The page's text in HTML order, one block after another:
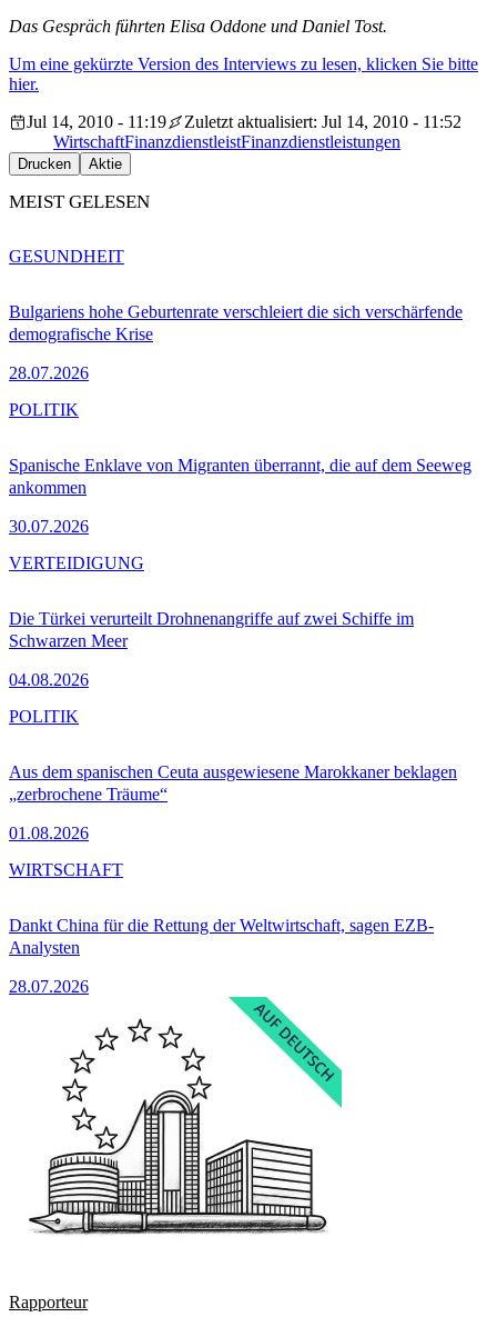
Das Gespräch führten Elisa Oddone und Daniel Tost.
Um eine gekürzte Version des Interviews zu lesen, klicken Sie bitte
hier.
Jul 14, 2010 - 11:19
Zuletzt aktualisiert: Jul 14, 2010 - 11:52
WirtschaftFinanzdienstleistFinanzdienstleistungen
Drucken Aktie
MEIST GELESEN
Bulgariens hohe Geburtenrate verschleiert die sich verschärfende
demografische Krise
28.07.2026
GESUNDHEIT
Spanische Enklave von Migranten überrannt, die auf dem Seeweg
ankommen
30.07.2026
POLITIK
Die Türkei verurteilt Drohnenangriffe auf zwei Schiffe im
Schwarzen Meer
04.08.2026
VERTEIDIGUNG
Aus dem spanischen Ceuta ausgewiesene Marokkaner beklagen
„zerbrochene Träume“
01.08.2026
POLITIK
Dankt China für die Rettung der Weltwirtschaft, sagen EZB-
Analysten
28.07.2026
WIRTSCHAFT
Rapporteur